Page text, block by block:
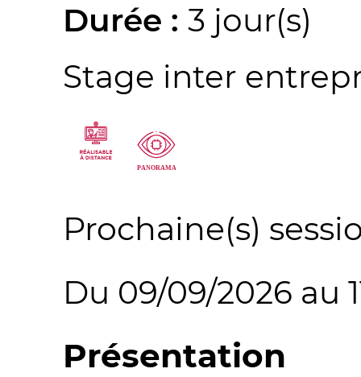
Durée :3 jour(s)
Stage inter
Prochaine(s)
Du 09/09/2026 au
Présentation